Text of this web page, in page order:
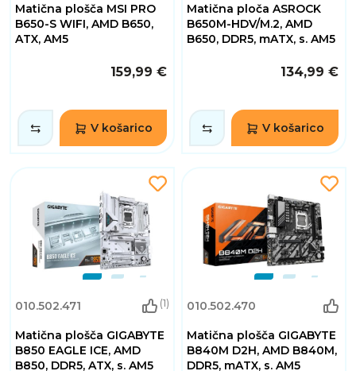
Matična plošča MSI PRO
B650-S WIFI, AMD B650,
ATX, AM5
159,99 €
V košarico
Matična ploča ASROCK
B650M-HDV/M.2, AMD
B650, DDR5, mATX, s. AM5
134,99 €
V košarico
010.502.471 (1)
Matična plošča GIGABYTE
B850 EAGLE ICE, AMD
B850, DDR5, ATX, s. AM5
010.502.470
Matična plošča GIGABYTE
B840M D2H, AMD B840M,
DDR5, mATX, s. AM5